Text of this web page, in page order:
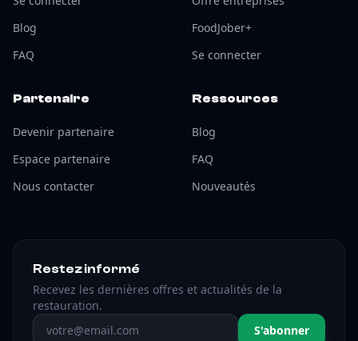
Blog
FAQ
FoodJober+
Se connecter
Partenaire
Devenir partenaire
Espace partenaire
Nous contacter
Ressources
Blog
FAQ
Nouveautés
Restez informé
Recevez les dernières offres et actualités de la
restauration.
Adresse email S'abonner